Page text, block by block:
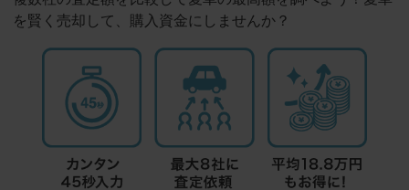
を賢く売却して、購入資金にしませんか？